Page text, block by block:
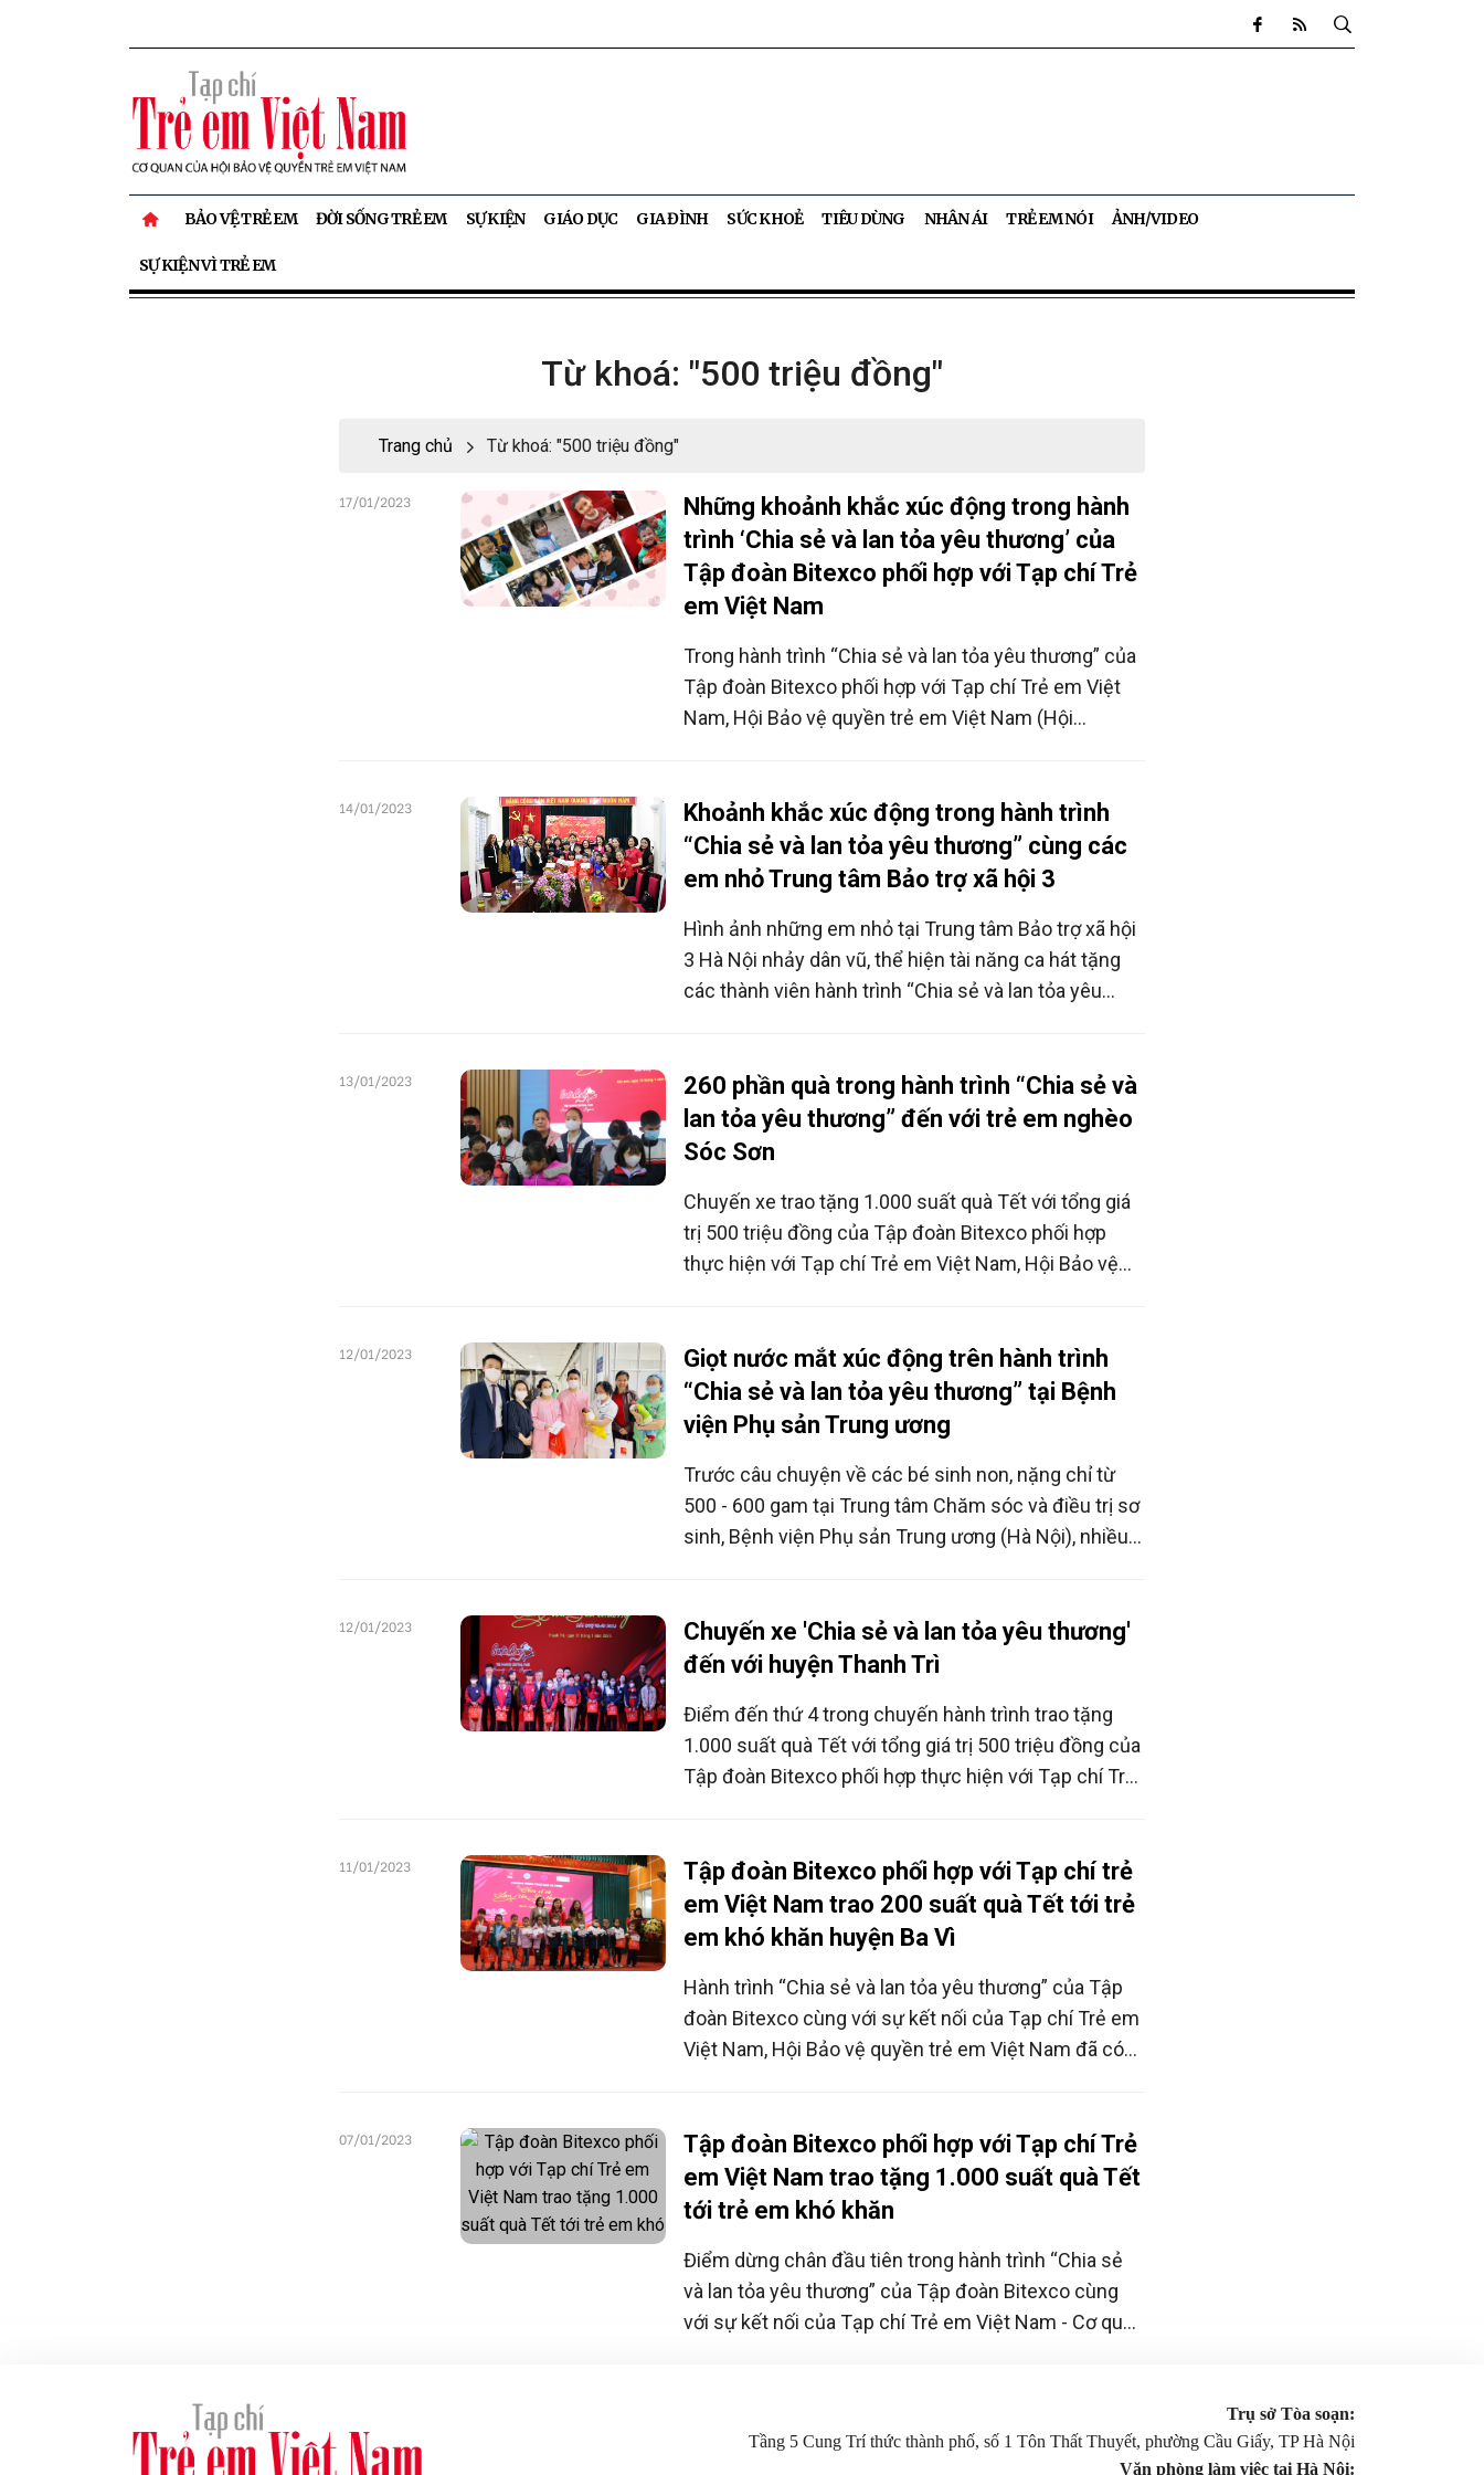
BẢO VỆ TRẺ EM ĐỜI SỐNG TRẺ EM SỰ KIỆN GIÁO DỤC GIA ĐÌNH SỨC KHOẺ TIÊU DÙNG NHÂN ÁI TRẺ EM NÓI ẢNH/VIDEO
SỰ KIỆN VÌ TRẺ EM
Từ khoá: "500 triệu đồng"
Trang chủ Từ khoá: "500 triệu đồng"
Những khoảnh khắc xúc động trong hành
trình ‘Chia sẻ và lan tỏa yêu thương’ của
Tập đoàn Bitexco phối hợp với Tạp chí Trẻ
em Việt Nam
Trong hành trình “Chia sẻ và lan tỏa yêu thương” của
Tập đoàn Bitexco phối hợp với Tạp chí Trẻ em Việt
Nam, Hội Bảo vệ quyền trẻ em Việt Nam (Hội
17/01/2023
Khoảnh khắc xúc động trong hành trình
“Chia sẻ và lan tỏa yêu thương” cùng các
em nhỏ Trung tâm Bảo trợ xã hội 3
Hình ảnh những em nhỏ tại Trung tâm Bảo trợ xã hội
3 Hà Nội nhảy dân vũ, thể hiện tài năng ca hát tặng
các thành viên hành trình “Chia sẻ và lan tỏa yêu
nguồn nuôi dưỡng và là nạn nhân của nạn buôn bán
trẻ em.
14/01/2023
260 phần quà trong hành trình “Chia sẻ và
lan tỏa yêu thương” đến với trẻ em nghèo
Sóc Sơn
Chuyến xe trao tặng 1.000 suất quà Tết với tổng giá
trị 500 triệu đồng của Tập đoàn Bitexco phối hợp
thực hiện với Tạp chí Trẻ em Việt Nam, Hội Bảo vệ
13/01/2023
Giọt nước mắt xúc động trên hành trình
“Chia sẻ và lan tỏa yêu thương” tại Bệnh
viện Phụ sản Trung ương
Trước câu chuyện về các bé sinh non, nặng chỉ từ
500 - 600 gam tại Trung tâm Chăm sóc và điều trị sơ
sinh, Bệnh viện Phụ sản Trung ương (Hà Nội), nhiều
cảm, xúc động.
12/01/2023
Chuyến xe 'Chia sẻ và lan tỏa yêu thương'
đến với huyện Thanh Trì
Điểm đến thứ 4 trong chuyến hành trình trao tặng
1.000 suất quà Tết với tổng giá trị 500 triệu đồng của
Tập đoàn Bitexco phối hợp thực hiện với Tạp chí Trẻ
12/01/2023
Tập đoàn Bitexco phối hợp với Tạp chí trẻ
em Việt Nam trao 200 suất quà Tết tới trẻ
em khó khăn huyện Ba Vì
Hành trình “Chia sẻ và lan tỏa yêu thương” của Tập
đoàn Bitexco cùng với sự kết nối của Tạp chí Trẻ em
Việt Nam, Hội Bảo vệ quyền trẻ em Việt Nam đã có
11/01/2023
Tập đoàn Bitexco phối hợp với Tạp chí Trẻ
em Việt Nam trao tặng 1.000 suất quà Tết
tới trẻ em khó khăn
Điểm dừng chân đầu tiên trong hành trình “Chia sẻ
và lan tỏa yêu thương” của Tập đoàn Bitexco cùng
với sự kết nối của Tạp chí Trẻ em Việt Nam - Cơ quan
07/01/2023
Trụ sở Tòa soạn:
Tầng 5 Cung Trí thức thành phố, số 1 Tôn Thất Thuyết, phường Cầu Giấy, TP Hà Nội
Văn phòng làm việc tại Hà Nội: